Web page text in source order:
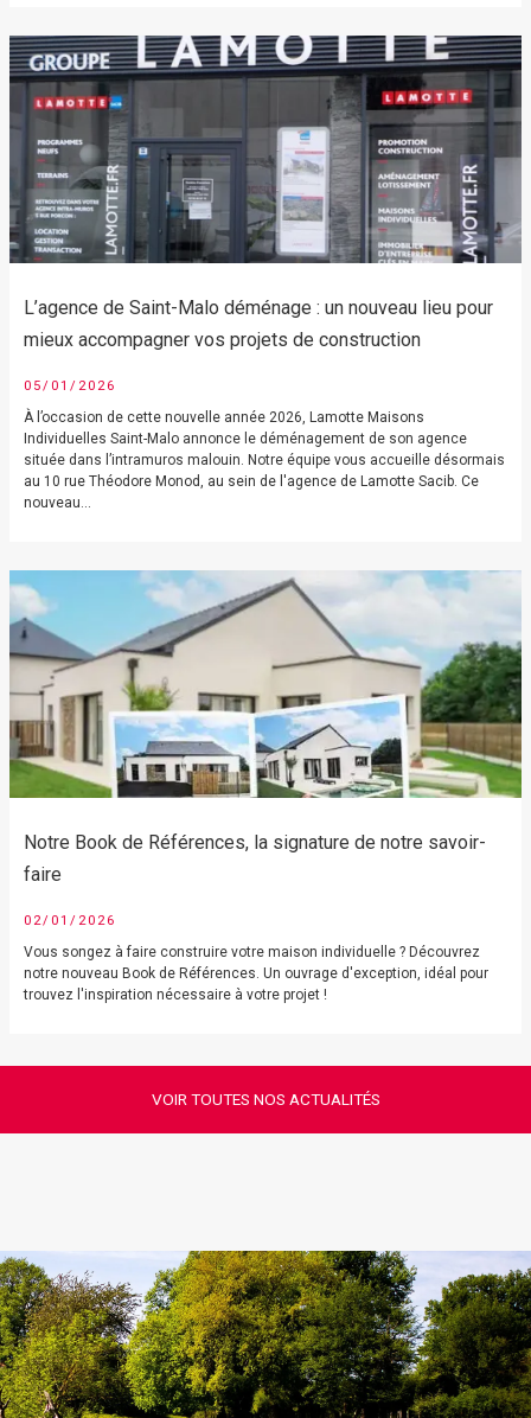
L’agence de Saint-Malo déménage : un nouveau lieu pour
mieux accompagner vos projets de construction
05/01/2026
À l’occasion de cette nouvelle année 2026, Lamotte Maisons
Individuelles Saint-Malo annonce le déménagement de son agence
située dans l’intramuros malouin. Notre équipe vous accueille désormais
au 10 rue Théodore Monod, au sein de l'agence de Lamotte Sacib. Ce
nouveau...
Notre Book de Références, la signature de notre savoir-
faire
02/01/2026
Vous songez à faire construire votre maison individuelle ? Découvrez
notre nouveau Book de Références. Un ouvrage d'exception, idéal pour
trouvez l'inspiration nécessaire à votre projet !
VOIR TOUTES NOS ACTUALITÉS